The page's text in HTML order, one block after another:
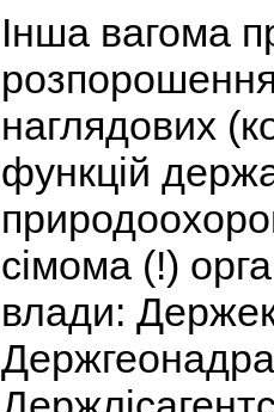
Інша вагома
наглядових
функцій
сімома (!)
влади: